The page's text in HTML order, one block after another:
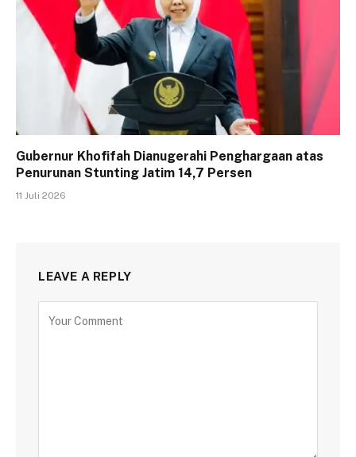
Gubernur Khofifah Dianugerahi Penghargaan atas
Penurunan Stunting Jatim 14,7 Persen
11 Juli 2026
LEAVE A REPLY